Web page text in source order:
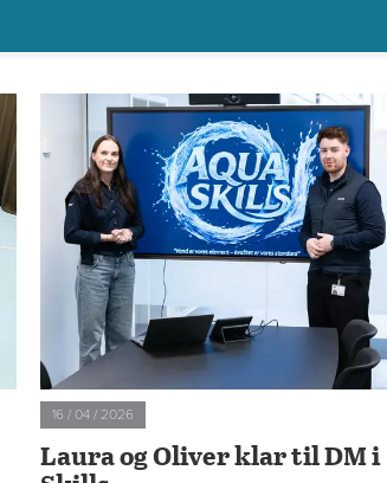
16 / 04 / 2026
Laura og Oliver klar til DM i